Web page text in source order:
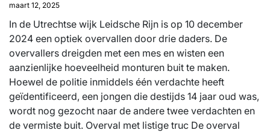
maart 12, 2025
In de Utrechtse wijk Leidsche Rijn is op 10 december
2024 een optiek overvallen door drie daders. De
overvallers dreigden met een mes en wisten een
aanzienlijke hoeveelheid monturen buit te maken.
Hoewel de politie inmiddels één verdachte heeft
geïdentificeerd, een jongen die destijds 14 jaar oud was,
wordt nog gezocht naar de andere twee verdachten en
de vermiste buit. Overval met listige truc De overval